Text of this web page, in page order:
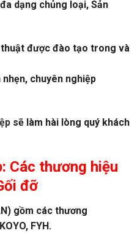
dạng chủng loại, Sản
được đào tạo trong và
chuyên nghiệp
sẽ làm hài lòng quý khách
Các thương hiệu
đỡ
gồm các thương
FYH.